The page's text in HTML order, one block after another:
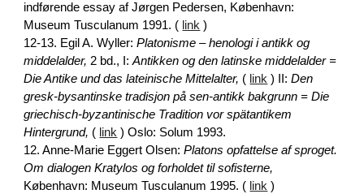
indførende essay af Jørgen Pedersen, København:
Museum Tusculanum 1991. ( link )
12-13. Egil A. Wyller:Platonisme – henologi i antikk og
middelalder, 2 bd., I:Antikken og den latinske middelalder =
Die Antike und das lateinische Mittelalter, ( link ) II:Den
gresk‐bysantinske tradisjon på sen‐antikk bakgrunn = Die
griechisch‐byzantinische Tradition vor spätantikem
Hintergrund, ( link ) Oslo: Solum 1993.
12. Anne-Marie Eggert Olsen:Platons opfattelse af sproget.
Om dialogen Kratylos og forholdet til sofisterne,
København: Museum Tusculanum 1995. ( link )